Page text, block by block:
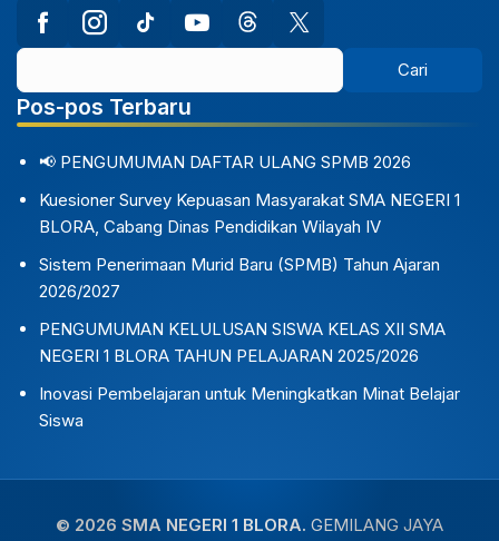
Pos-pos Terbaru
📢 PENGUMUMAN DAFTAR ULANG SPMB 2026
Kuesioner Survey Kepuasan Masyarakat SMA NEGERI 1
BLORA, Cabang Dinas Pendidikan Wilayah IV
Sistem Penerimaan Murid Baru (SPMB) Tahun Ajaran
2026/2027
PENGUMUMAN KELULUSAN SISWA KELAS XII SMA
NEGERI 1 BLORA TAHUN PELAJARAN 2025/2026
Inovasi Pembelajaran untuk Meningkatkan Minat Belajar
Siswa
© 2026 SMA NEGERI 1 BLORA. GEMILANG JAYA